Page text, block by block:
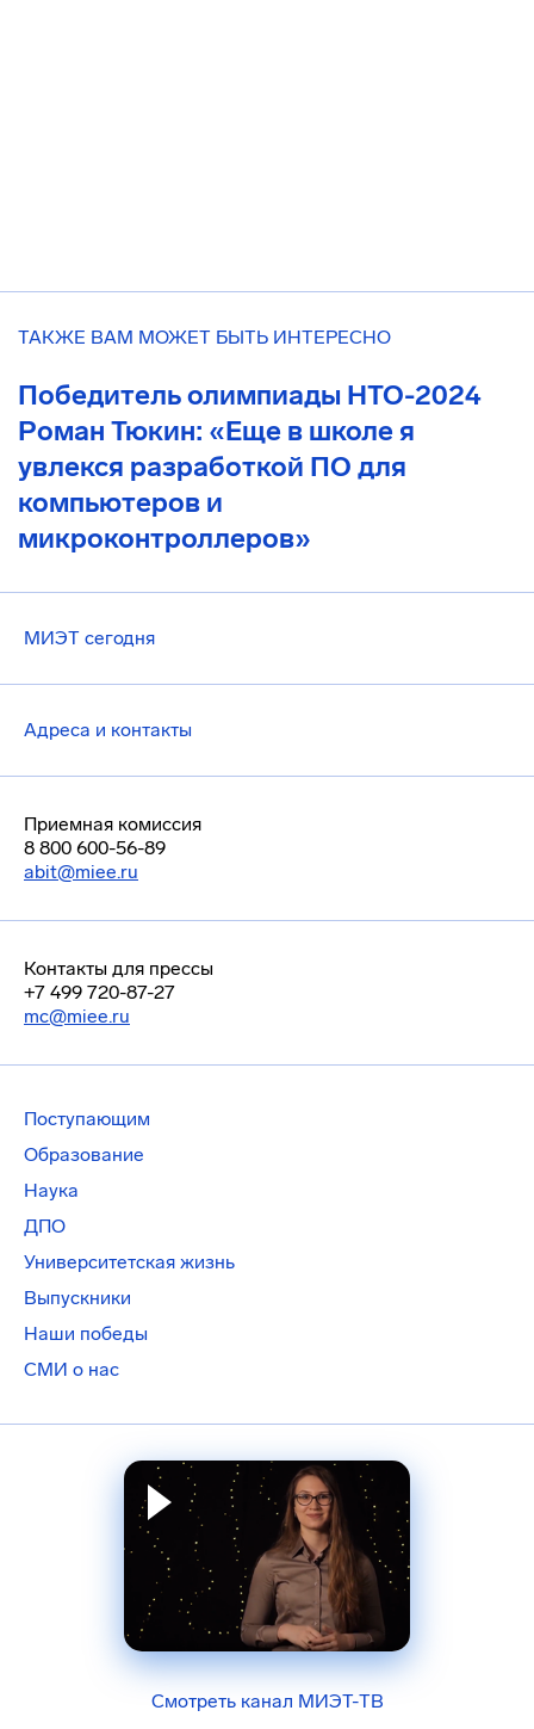
ТАКЖЕ ВАМ МОЖЕТ БЫТЬ ИНТЕРЕСНО
Победитель олимпиады НТО-2024
Роман Тюкин: «Еще в школе я
увлекся разработкой ПО для
компьютеров и
микроконтроллеров»
МИЭТ сегодня
Адреса и контакты
Приемная комиссия
8 800 600-56-89
abit@miee.ru
Контакты для прессы
+7 499 720-87-27
mc@miee.ru
Поступающим
Образование
Наука
ДПО
Университетская жизнь
Выпускники
Наши победы
СМИ о нас
Смотреть канал МИЭТ-ТВ